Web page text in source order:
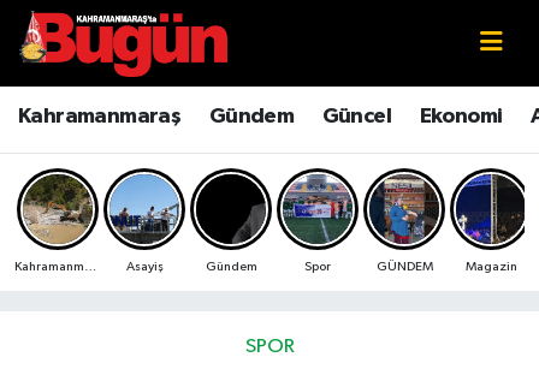
Kahramanmaraş Gündem Güncel Ekonomi
Asayiş Gündem Spor GÜNDEM Magazin
SPOR
Kahramanmaraş
Kahramanmaraş Sokak Röportajları
Bilim ve Teknoloji
Çevre
Kahramanmaraş Nöbetçi Eczaneler
Kahramanmaraş Hava Durumu
Kahramanmaraş Namaz Vakitleri
Kahramanmaraş Trafik Yoğunluk Haritası
Süper Lig Puan Durumu ve Fikstür